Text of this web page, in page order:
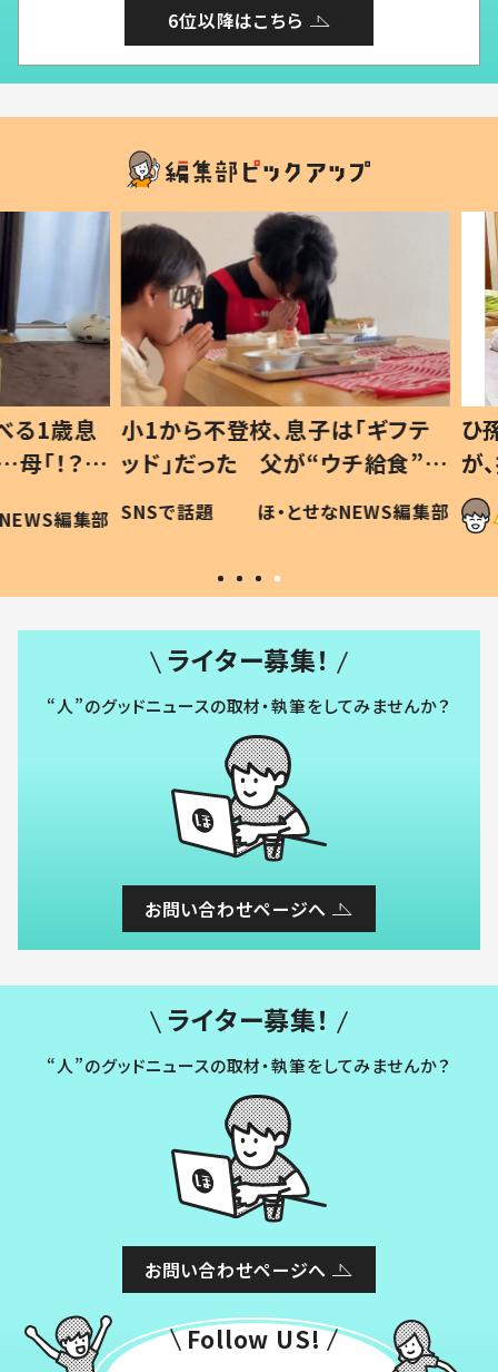
6位以降はこちら
歳息
？」
編集部
小1から不登校、息子は「ギフテ
ッド」だった 父が“ウチ給食”を
作り続ける理由とは #令和の親
#令和の子
SNSで話題 ほ・とせなNEWS編集部
ひ孫
が、
「涙
い」
ライター募集！
“人”のグッドニュースの取材・執筆をしてみませんか？
お問い合わせページへ
ライター募集！
“人”のグッドニュースの取材・執筆をしてみませんか？
お問い合わせページへ
Follow US!